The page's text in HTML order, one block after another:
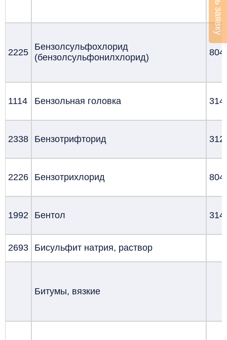
2225
Бензолсульфохлорид
(бензолсульфонилхлорид)
804
1114 Бензольная головка 314
2338 Бензотрифторид 312
2226 Бензотрихлорид 804
1992 Бентол 314
2693 Бисульфит натрия, раствор
Битумы, вязкие